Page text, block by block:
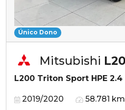
Único Dono
Mitsubishi
L200 Triton Sport HPE
2019/2020 58.781 km